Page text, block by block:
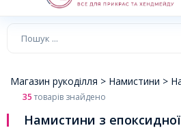
Магазин рукоділля > Намистини >
35товарів знайдено
Намистини з